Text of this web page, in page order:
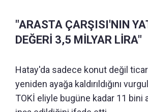
"ARASTA ÇARŞISI'NIN
DEĞERİ 3,5 MİLYAR LİRA"
Hatay'da sadece konut değil
yeniden ayağa kaldırıldığını
TOKİ eliyle bugüne kadar 11 bini